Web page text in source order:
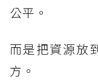
公平。
而是把資源放
方。